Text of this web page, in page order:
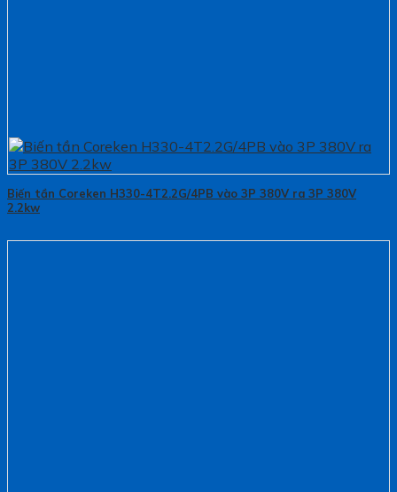
Biến tần Coreken H330-4T2.2G/4PB vào 3P 380V ra 3P 380V
2.2kw